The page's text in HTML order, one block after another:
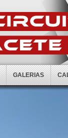
GALERIAS